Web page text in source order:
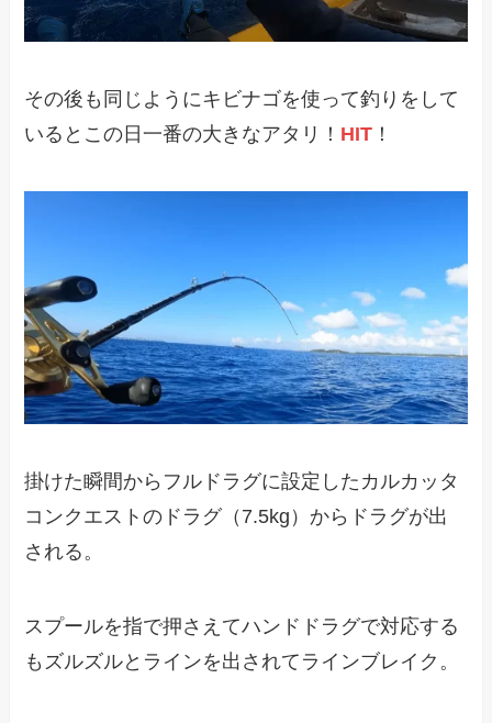
その後も同じようにキビナゴを使って釣りをして
いるとこの日一番の大きなアタリ！ HIT ！
掛けた瞬間からフルドラグに設定したカルカッタ
コンクエストのドラグ（7.5kg）からドラグが出
される。
スプールを指で押さえてハンドドラグで対応する
もズルズルとラインを出されてラインブレイク。